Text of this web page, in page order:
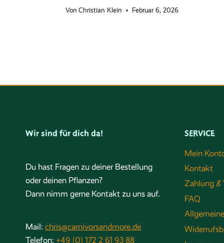
Von Christian Klein Februar 6, 2026
Wir sind für dich da!
Du hast Fragen zu deiner Bestellung
oder deinen Pflanzen?
Dann nimm gerne Kontakt zu uns auf.
Mail: chris@carnivorsandmore.de
Telefon: +49 (0) 172 2 61 93 88
SERVICE
Mein
Kontakt
Zahlung &
FAQ